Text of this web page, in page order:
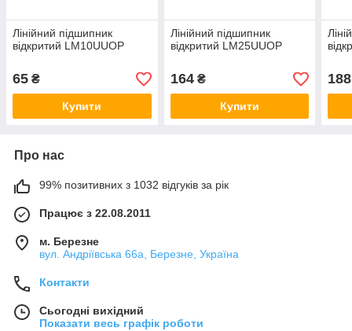
Лінійний підшипник
відкритий LM10UUOP
65 ₴
Купити
Лінійний підшипник
відкритий LM25UUOP
164₴
Купити
188
Про нас
99% позитивних з 1032 відгуків за рік
Працює з 22.08.2011
м. Березне
вул. Андріївська 66а, Березне, Україна
Контакти
Сьогодні вихідний
Показати весь графік роботи